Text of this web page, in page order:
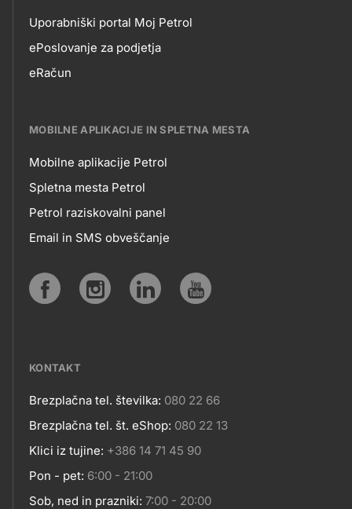
EPOSLOVANJE
Uporabniški portal Moj Petrol
ePoslovanje za podjetja
eRačun
MOBILNE APLIKACIJE IN SPLETNA MESTA
MOBILNE
APLIKACIJE
SPLETNA
Mobilne aplikacije Petrol
Spletna mesta Petrol
Petrol raziskovalni panel
Email in SMS obveščanje
KONTAKT
Kontakt
Brezplačna tel. številka: 080 22 66
Brezplačna tel. št. eShop: 080 22 13
Klici iz tujine: +386 14 71 45 90
Pon - pet: 6:00 - 21:00
Sob, ned in prazniki: 7:00 - 20:00